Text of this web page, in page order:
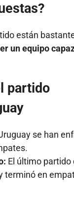
están
un equipo
partido
se han
El último
terminó en